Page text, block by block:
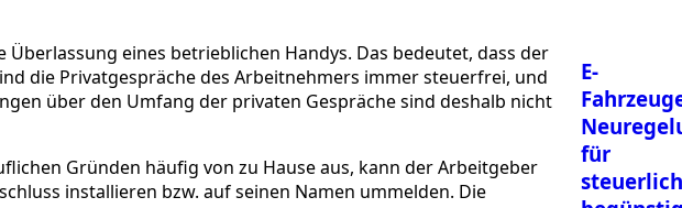
eines betrieblichen Handys. Das bedeutet, dass der
die Privatgespräche des Arbeitnehmers immer steuerfrei, und
über den Umfang der privaten Gespräche sind deshalb nicht
Gründen häufig von zu Hause aus, kann der Arbeitgeber
installieren bzw. auf seinen Namen ummelden. Die
E-
für